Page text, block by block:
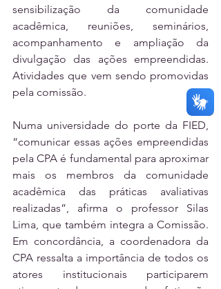
sensibilização da comunidade
acadêmica, reuniões, seminários,
acompanhamento e ampliação da
divulgação das ações empreendidas.
Atividades que vem sendo promovidas
pela comissão.
Numa universidade do porte da FIED,
“comunicar essas ações empreendidas
pela CPA é fundamental para aproximar
mais os membros da comunidade
acadêmica das práticas avaliativas
realizadas”, afirma o professor Silas
Lima, que também integra a Comissão.
Em concordância, a coordenadora da
CPA ressalta a importância de todos os
atores institucionais participarem